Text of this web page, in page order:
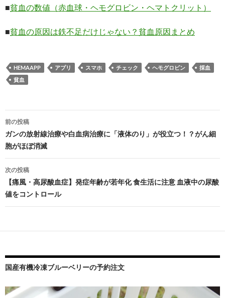
■貧血の数値（赤血球・ヘモグロビン・ヘマトクリット）
■貧血の原因は鉄不足だけじゃない？貧血原因まとめ
HEMAAPP アプリ スマホ チェック ヘモグロビン
採血
貧血
投
稿
ナ
ビ
ゲ
ー
ン
前の投稿
ガンの放射線治療や白血病治療に「液体のり」が役立つ！？がん細
胞がほぼ消滅
次の投稿
【痛風・高尿酸血症】発症年齢が若年化 食生活に注意 血液中の尿酸
値をコントロール
国産有機冷凍ブルーベリーの予約注文